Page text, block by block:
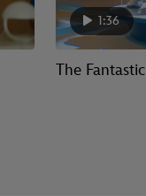
1:36
The